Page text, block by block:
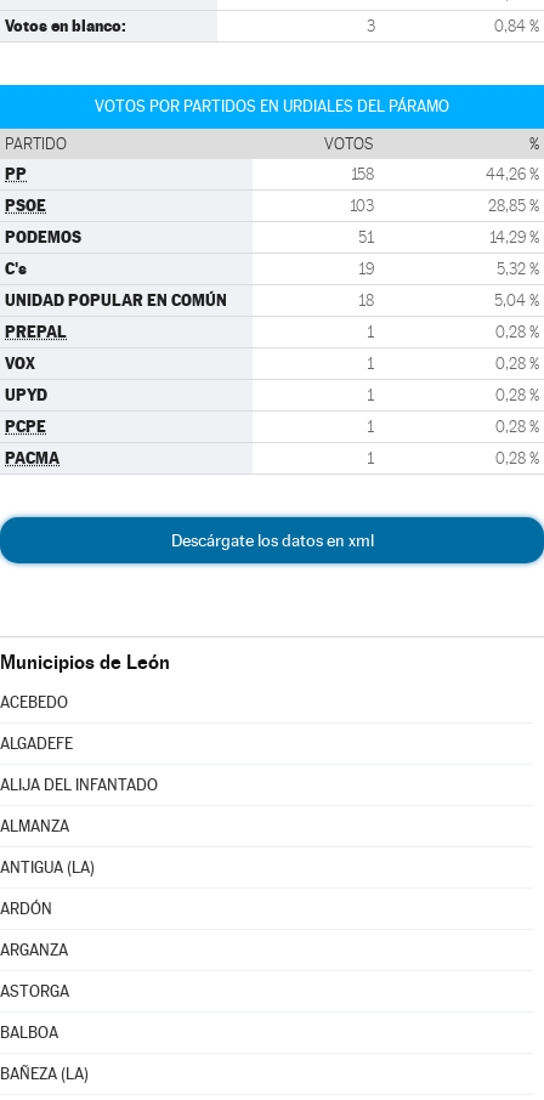
Votos en blanco: 3 0,84 %
VOTOS POR PARTIDOS EN URDIALES DEL PÁRAMO
PARTIDO VOTOS %
PP 158 44,26 %
PSOE 103 28,85 %
PODEMOS 51 14,29 %
C's 19 5,32 %
UNIDAD POPULAR EN COMÚN 18 5,04 %
PREPAL 1 0,28 %
VOX 1 0,28 %
UPYD 1 0,28 %
PCPE 1 0,28 %
PACMA 1 0,28 %
Descárgate los datos en xml
Municipios de León
ACEBEDO
ALGADEFE
ALIJA DEL INFANTADO
ALMANZA
ANTIGUA (LA)
ARDÓN
ARGANZA
ASTORGA
BALBOA
BAÑEZA (LA)